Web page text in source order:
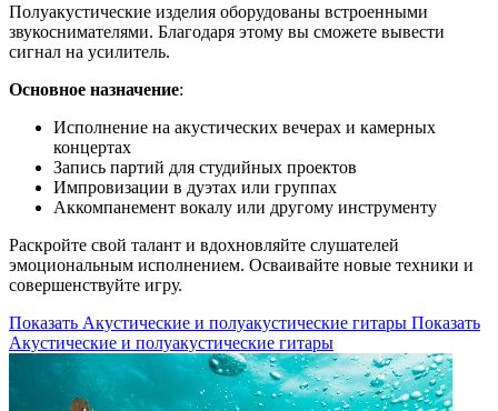
Полуакустические изделия оборудованы встроенными
звукоснимателями. Благодаря этому вы сможете вывести
сигнал на усилитель.
Основное назначение:
Исполнение на акустических вечерах и камерных
концертах
Запись партий для студийных проектов
Импровизации в дуэтах или группах
Аккомпанемент вокалу или другому инструменту
Раскройте свой талант и вдохновляйте слушателей
эмоциональным исполнением. Осваивайте новые техники и
совершенствуйте игру.
Показать Акустические и полуакустические гитары Показать
Акустические и полуакустические гитары